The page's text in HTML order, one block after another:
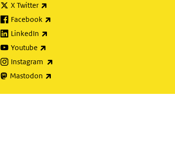
X Twitter
Facebook
LinkedIn
Youtube
Instagram
Mastodon